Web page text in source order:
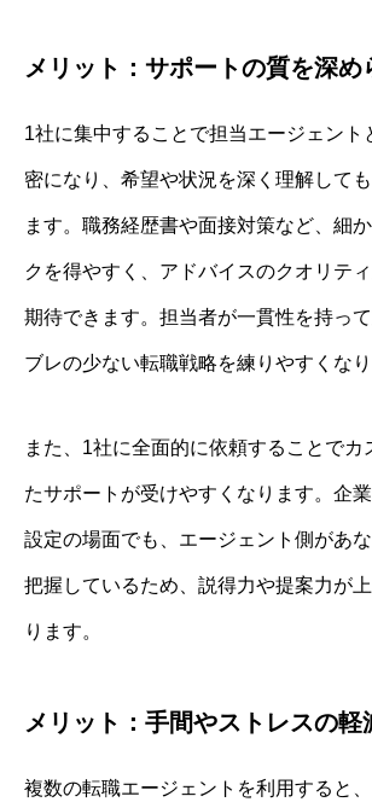
メリット：サポートの質を深め
1社に集中することで担当エージェント
密になり、希望や状況を深く理解して
ます。職務経歴書や面接対策など、細
クを得やすく、アドバイスのクオリテ
期待できます。担当者が一貫性を持って
ブレの少ない転職戦略を練りやすくなり
また、1社に全面的に依頼することでカ
たサポートが受けやすくなります。企
設定の場面でも、エージェント側があ
把握しているため、説得力や提案力が
ります。
メリット：手間やストレスの軽
複数の転職エージェントを利用すると、